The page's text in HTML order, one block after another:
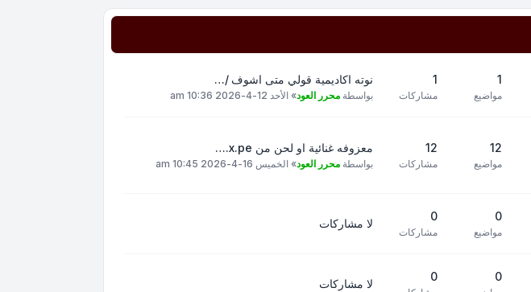
1
مواضيع
1
مشاركات
نوته اكاديمية قولي متى اشوف /…
بواسطة محرر العود» الأحد 12-4-2026 10:36 am
12
مواضيع
12
مشاركات
معزوفه غنائية او لحن من x.pe.…
بواسطة محرر العود» الخميس 16-4-2026 10:45 am
0
مواضيع
0
مشاركات
لا مشاركات
0
0
لا مشاركات